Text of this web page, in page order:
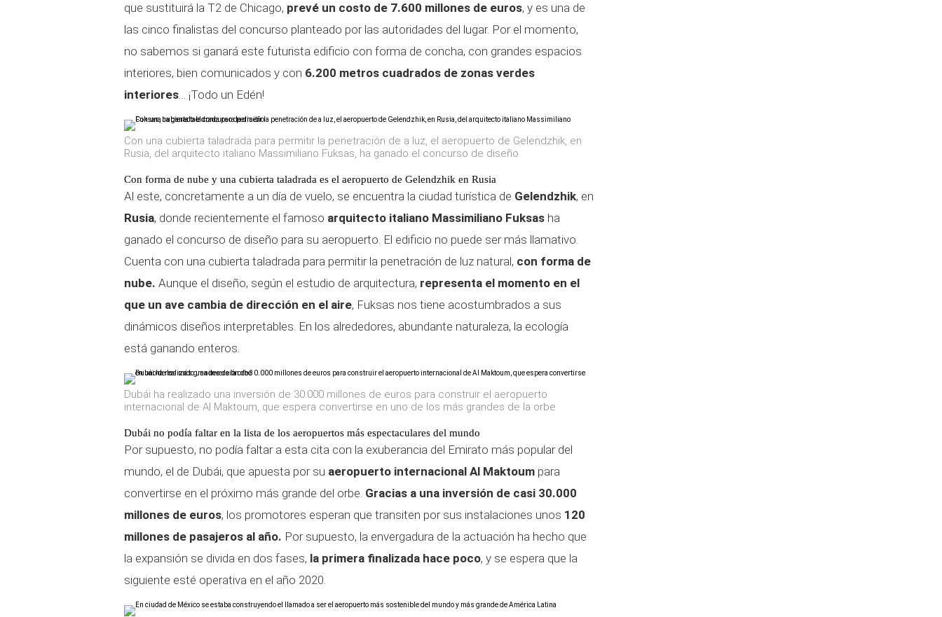
que sustituirá la T2 de Chicago, prevé un costo de 7.600 millones de euros, y es una de
las cinco finalistas del concurso planteado por las autoridades del lugar. Por el momento,
no sabemos si ganará este futurista edificio con forma de concha, con grandes espacios
interiores, bien comunicados y con 6.200 metros cuadrados de zonas verdes
interiores… ¡Todo un Edén!
Con una cubierta taladrada para permitir la penetración de a luz, el aeropuerto de Gelendzhik, en
Rusia, del arquitecto italiano Massimiliano Fuksas, ha ganado el concurso de diseño
Con forma de nube y una cubierta taladrada es el aeropuerto de Gelendzhik en Rusia
Al este, concretamente a un día de vuelo, se encuentra la ciudad turística de Gelendzhik, en
Rusia, donde recientemente el famoso arquitecto italiano Massimiliano Fuksas ha
ganado el concurso de diseño para su aeropuerto. El edificio no puede ser más llamativo.
Cuenta con una cubierta taladrada para permitir la penetración de luz natural, con forma de
nube. Aunque el diseño, según el estudio de arquitectura, representa el momento en el
que un ave cambia de dirección en el aire, Fuksas nos tiene acostumbrados a sus
dinámicos diseños interpretables. En los alrededores, abundante naturaleza, la ecología
está ganando enteros.
Dubái ha realizado una inversión de 30.000 millones de euros para construir el aeropuerto
internacional de Al Maktoum, que espera convertirse en uno de los más grandes de la orbe
Dubái no podía faltar en la lista de los aeropuertos más espectaculares del mundo
Por supuesto, no podía faltar a esta cita con la exuberancia del Emirato más popular del
mundo, el de Dubái, que apuesta por su aeropuerto internacional Al Maktoum para
convertirse en el próximo más grande del orbe. Gracias a una inversión de casi 30.000
millones de euros, los promotores esperan que transiten por sus instalaciones unos 120
millones de pasajeros al año. Por supuesto, la envergadura de la actuación ha hecho que
la expansión se divida en dos fases, la primera finalizada hace poco, y se espera que la
siguiente esté operativa en el año 2020.